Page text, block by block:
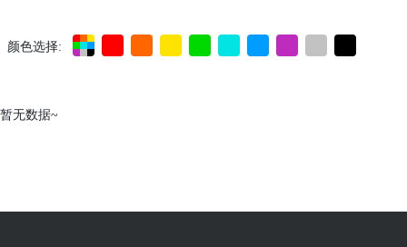
颜色选择:
暂无数据~